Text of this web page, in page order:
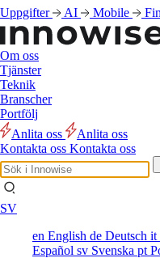
Uppgifter
AI Mobile
Om oss
Tjänster
Teknik
Branscher
Portfölj
Anlita oss
Anlita oss
Kontakta oss Kontakta oss
SV
en English de Deutsch it
Español sv Svenska pt